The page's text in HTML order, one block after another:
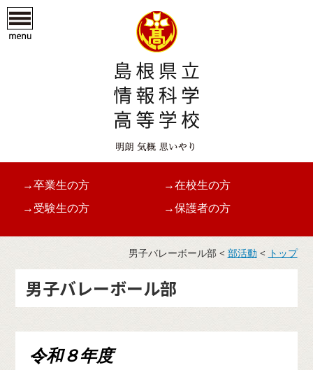
→卒業生の方
→在校生の方
→受験生の方
→保護者の方
男子バレーボール部 < 部活動 < トップ
男子バレーボール部
令和８年度